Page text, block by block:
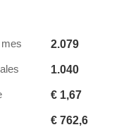
2.079
1.040
€ 1,67
€ 762,6